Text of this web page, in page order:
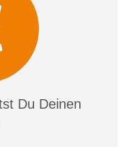
Du Deinen